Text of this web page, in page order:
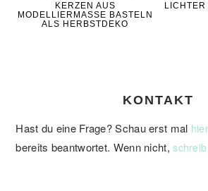
KERZEN AUS
MODELLIERMASSE BASTELN
ALS HERBSTDEKO
LICHTER
KONTAKT
Hast du eine Frage? Schau erst mal hier
bereits beantwortet. Wenn nicht,